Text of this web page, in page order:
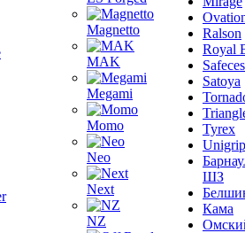
Magnetto
MAK
Megami
Momo
Neo
Next
NZ
Ralson
Royal
Satoya
Tyrex
Unigrip
ШЗ
Кама